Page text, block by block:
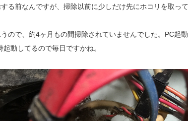
る前なんですが、掃除以前に少しだけ先にホコリを取っ
ので、約4ヶ月もの間掃除されていませんでした。PC起
動してるので毎日ですかね。